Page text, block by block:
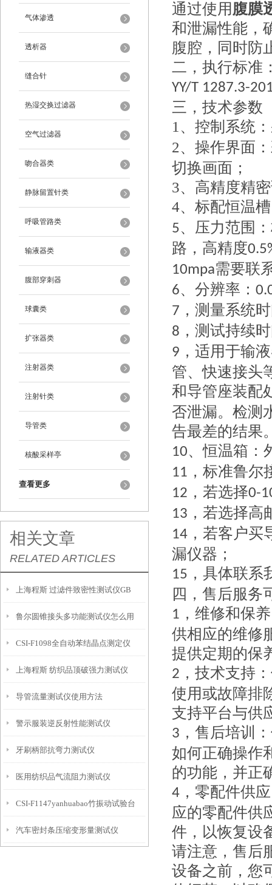
气体渗透
透析器
缝合针
热湿交换过滤器
空气过滤器
吻合器类
静脉留置针类
呼吸管路类
输液器类
腹部穿刺器
球囊类
扩张器类
注射器类
注射针类
导管类
核酸采样亭
查看更多
相关文章
RELATED ARTICLES
上海程斯 过滤件致密性测试仪GB
2890-2009
鲁尔圆锥接头多功能测试仪怎么用
CSI-F1098全自动苯结晶点测定仪
上海程斯 纺织品顶破强力测试仪
FZ/T01030-93 执行标准
导管流量测试仪使用方法
警示服装逆反射性能测试仪
牙刷柄部抗弯力测试仪
医用纺织品气流阻力测试仪
CSI-F1147yanhuabao竹振动试验台
汽车密封条压缩变形量测试仪
通过使用 腹膜
和泄漏性能，
腹腔，同时防
二，执行标准
YY/T 1287.3-
三，技术参数
1、 控制系统
2、 操作界面
切换画面；
3、 高精度精
4、 标配恒温槽
5、压力范围：
路，高精度
10mpa需要联
6、 分辨率：
7 ， 测量系统
8 ， 测试持续
9 ， 适用于输
管、快速接头
和导管座装配
否泄漏。检测
告最差的结果
10、恒温箱：
11 ，标准鲁尔
12 ，若选择0-
13 ，若选择
14 ，若客户
漏仪器；
15 ，具体联
四， 售后服务
1， 维修和保
供相应的维修
提供定期的保
2， 技术支持
使用或故障排
支持平台与供
3， 售后培训
如何正确操作
的功能，并正
4， 零配件供
应的零配件供
件，以恢复设
请注意，售后
设备之前，您